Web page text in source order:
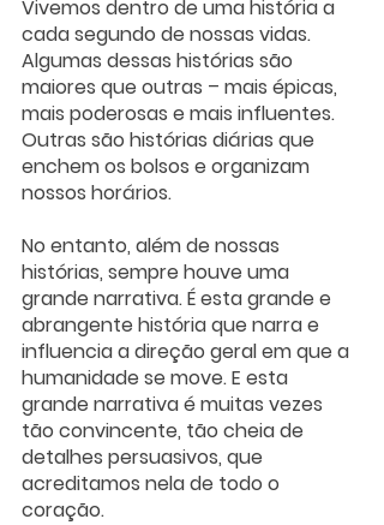
Vivemos dentro de uma história a
cada segundo de nossas vidas.
Algumas dessas histórias são
maiores que outras – mais épicas,
mais poderosas e mais influentes.
Outras são histórias diárias que
enchem os bolsos e organizam
nossos horários.
No entanto, além de nossas
histórias, sempre houve uma
grande narrativa. É esta grande e
abrangente história que narra e
influencia a direção geral em que a
humanidade se move. E esta
grande narrativa é muitas vezes
tão convincente, tão cheia de
detalhes persuasivos, que
acreditamos nela de todo o
coração.